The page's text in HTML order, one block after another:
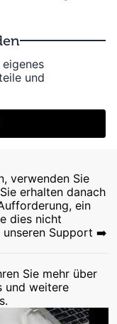
und
verwenden Sie
erhalten danach
ein
dies nicht
Support ➡️
Sie mehr über
und weitere